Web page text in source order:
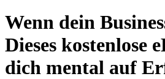
Wenn dein
Dieses kostenlose
dich mental auf